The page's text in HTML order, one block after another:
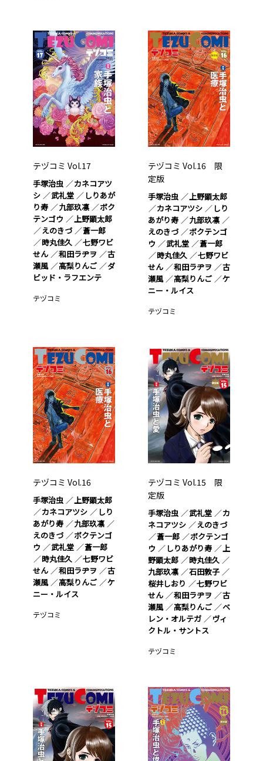
テヅコミ Vol.17
手塚治虫
カネコアツ
シ
武礼堂
しりあが
り寿
九部玖凛
ボク
テンゴウ
上野顕太郎
えのきづ
蒼一郎
時丸佳久
七野ワビ
せん
和田ラヂヲ
古
瀬風
高梨りんご
ダ
ビッド・ラフエンテ
テヅコミ
テヅコミ Vol.16 限
定版
手塚治虫
上野顕太郎
カネコアツシ
しり
あがり寿
九部玖凛
えのきづ
ボクテンゴ
ウ
武礼堂
蒼一郎
時丸佳久
七野ワビ
せん
和田ラヂヲ
古
瀬風
高梨りんご
ケ
ニー・ルイス
テヅコミ
テヅコミ Vol.16
手塚治虫
上野顕太郎
カネコアツシ
しり
あがり寿
九部玖凛
えのきづ
ボクテンゴ
ウ
武礼堂
蒼一郎
時丸佳久
七野ワビ
せん
和田ラヂヲ
古
瀬風
高梨りんご
ケ
ニー・ルイス
テヅコミ
テヅコミ Vol.15 限
定版
手塚治虫 武礼堂
カ
ネコアツシ
えのきづ
蒼一郎
ボクテンゴ
ウ
しりあがり寿
上
野顕太郎
時丸佳久
九部玖凛
石田敦子
桜井しおり
七野ワビ
せん
和田ラヂヲ
古
瀬風
高梨りんご
ベ
レン・オルテガ
ヴィ
クトル・サントス
テヅコミ